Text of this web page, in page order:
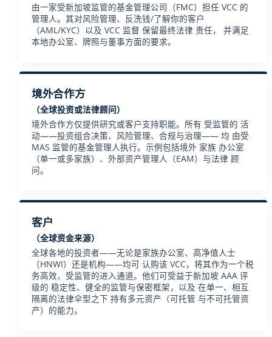
由一家受新加坡监管的基金管理公司（FMC）担任 VCC 的
管理人。其对风险管理、反洗钱/了解你的客户
（AML/KYC）以及 VCC 监督 保留最终法律 责任， 并满足
本地办公室、牌照与董事方面的要求。
境外合作方
（全球投资或法律顾问）
境外合作方仅提供研究或客户支持职能。所有 受监管的 活
动——投资组合决策、风险管理、合规与治理—— 均 由受
MAS 监管的基金管理人执行。示例包括境外 家族 办公室
（单一或多家族）、外部资产管理人（EAM）与法律 顾
问。
客户
（全球资金来源）
全球各地的投资者——无论是家族办公室、高净值人士
（HNWI）还是机构——均可 认购该 VCC，将其作为一个税
务高效、受监管的进入通道。他们可受益于新加坡 AAA 评
级的 稳定性、健全的监管与保密框架，以及 在单一、相互
隔离的法律伞型之下 持有多元资产（可托管 与不可托管资
产）的能力。